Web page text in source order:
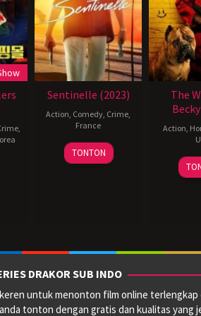
,
Sentinelle (2023)
Action Comedy Crime
France
27
Aug
Hugo
Benamozig
TONTON
The
Action
DRAKOR SUB INDO
untuk menonton film online
tonton dengan gratis dan kualitas yang